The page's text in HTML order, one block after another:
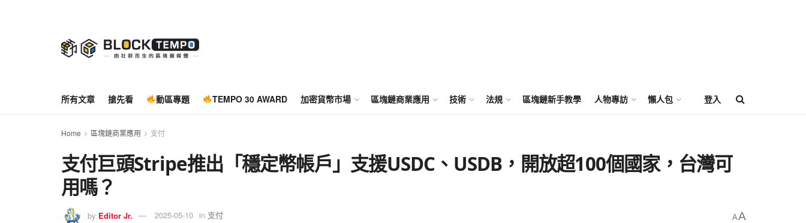
所有文章 搶先看 動區專題 TEMPO 30 AWARD 加密貨幣市場 區塊鏈商業應用 技術 法規 區塊鏈新手教學 人物專訪 懶人包 登入
Home 區塊鏈商業應用 支付
支付巨頭Stripe推出「穩定幣帳戶」支援USDC、USDB，開放超100個國家，台灣可
用嗎？
by Editor Jr. 2025-05-10 in 支付 AA